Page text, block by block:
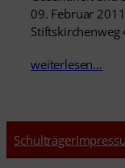
09. Februar
weiterlesen…
Schulträger